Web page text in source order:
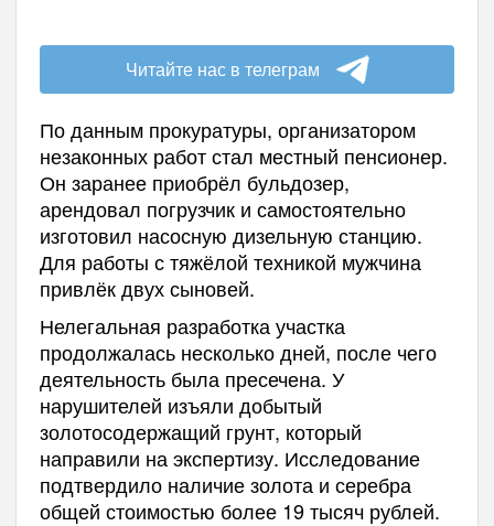
Читайте нас в телеграм
По данным прокуратуры, организатором
незаконных работ стал местный пенсионер.
Он заранее приобрёл бульдозер,
арендовал погрузчик и самостоятельно
изготовил насосную дизельную станцию.
Для работы с тяжёлой техникой мужчина
привлёк двух сыновей.
Нелегальная разработка участка
продолжалась несколько дней, после чего
деятельность была пресечена. У
нарушителей изъяли добытый
золотосодержащий грунт, который
направили на экспертизу. Исследование
подтвердило наличие золота и серебра
общей стоимостью более 19 тысяч рублей.